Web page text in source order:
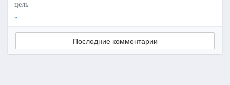
цель
..
Последние комментарии